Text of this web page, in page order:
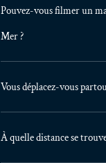
Pouvez-vous filmer un
Mer ?
Vous déplacez-vous
À quelle distance se